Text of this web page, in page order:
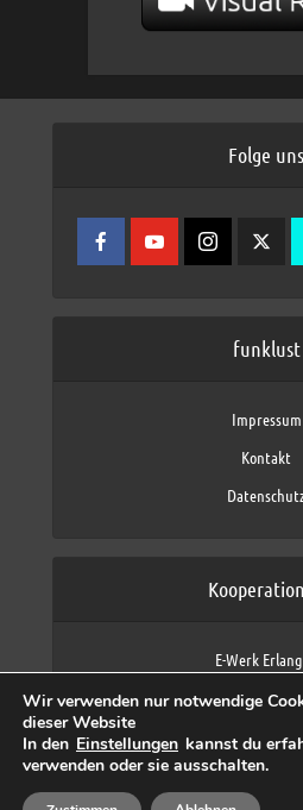
Folge uns
funklust
Impressum
Kontakt
E-Werk
Fraunhofer
max neo (AFK
Wir verwenden nur notwendige
dieser Website
In den Einstellungen kannst du
verwenden oder sie ausschalten.